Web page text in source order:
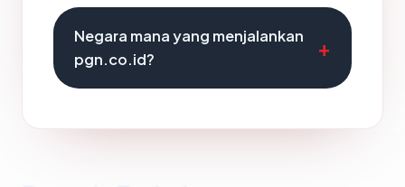
Negara mana yang menjalankan
pgn.co.id?